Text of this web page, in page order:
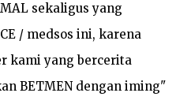
sekaligus yang
/ medsos ini, karena
kami yang bercerita
BETMEN dengan iming"